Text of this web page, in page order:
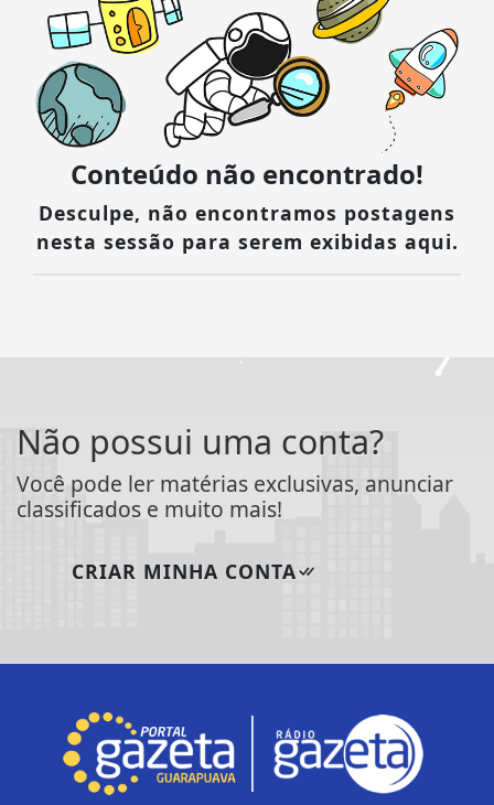
Conteúdo não encontrado!
Desculpe, não encontramos postagens
nesta sessão para serem exibidas aqui.
Não possui uma conta?
Você pode ler matérias exclusivas, anunciar
classificados e muito mais!
CRIAR MINHA CONTA